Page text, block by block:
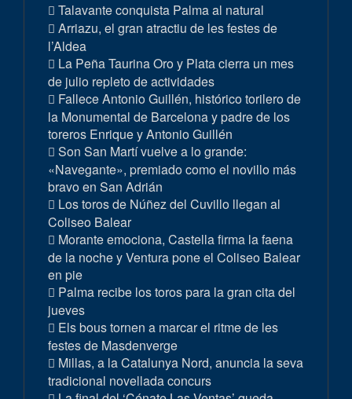
Talavante conquista Palma al natural
Arriazu, el gran atractiu de les festes de
l’Aldea
La Peña Taurina Oro y Plata cierra un mes
de julio repleto de actividades
Fallece Antonio Guillén, histórico torilero de
la Monumental de Barcelona y padre de los
toreros Enrique y Antonio Guillén
Son San Martí vuelve a lo grande:
«Navegante», premiado como el novillo más
bravo en San Adrián
Los toros de Núñez del Cuvillo llegan al
Coliseo Balear
Morante emociona, Castella firma la faena
de la noche y Ventura pone el Coliseo Balear
en pie
Palma recibe los toros para la gran cita del
jueves
Els bous tornen a marcar el ritme de les
festes de Masdenverge
Millas, a la Catalunya Nord, anuncia la seva
tradicional novellada concurs